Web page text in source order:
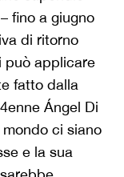
fino a giugno
di ritorno
può applicare
fatto dalla
Ángel Di
ci siano
e la sua